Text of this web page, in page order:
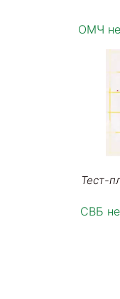
ОМЧ не
Тест-
СВБ не